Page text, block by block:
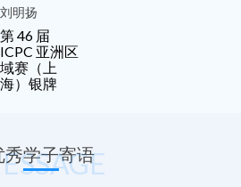
刘明扬
第 46 届
ICPC 亚洲区
域赛（上
海）银牌
秀学子寄语